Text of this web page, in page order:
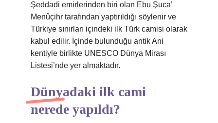
Şeddadi emirlerinden biri olan Ebu Şuca’
Menûçihr tarafından yaptırıldığı söylenir ve
Türkiye sınırları içindeki ilk Türk camisi olarak
kabul edilir. İçinde bulunduğu antik Ani
kentiyle birlikte UNESCO Dünya Mirası
Listesi’nde yer almaktadır.
Dünyadaki ilk cami
nerede yapıldı?